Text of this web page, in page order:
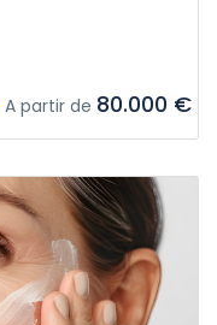
A partir de 80.000 €